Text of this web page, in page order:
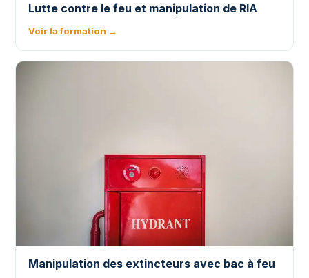
Lutte contre le feu et manipulation de RIA
Voir la formation →
Manipulation des extincteurs avec bac à feu